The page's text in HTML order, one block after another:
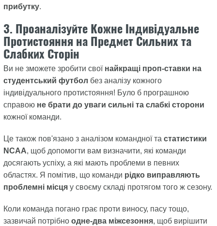
прибутку.
3. Проаналізуйте Кожне Індивідуальне
Протистояння на Предмет Сильних та
Слабких Сторін
Ви не зможете зробити свої найкращі проп-ставки на
студентський футбол без аналізу кожного
індивідуального протистояння! Було б програшною
справою не брати до уваги сильні та слабкі сторони
кожної команди.
Це також пов'язано з аналізом командної та статистики
NCAA, щоб допомогти вам визначити, які команди
досягають успіху, а які мають проблеми в певних
областях. Я помітив, що команди рідко виправляють
проблемні місцяу своєму складі протягом того ж сезону.
Коли команда погано грає проти виносу, пасу тощо,
зазвичай потрібно одне-два міжсезоння, щоб вирішити